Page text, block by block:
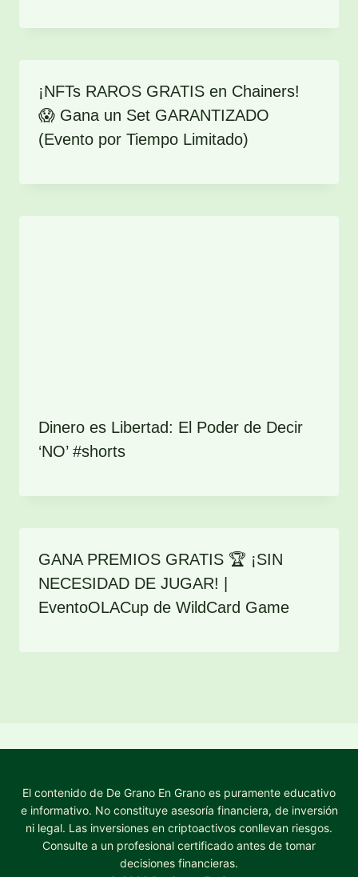
¡NFTs RAROS GRATIS en Chainers!
😱 Gana un Set GARANTIZADO
(Evento por Tiempo Limitado)
Dinero es Libertad: El Poder de Decir
‘NO’ #shorts
GANA PREMIOS GRATIS 🏆 ¡SIN
NECESIDAD DE JUGAR! |
EventoOLACup de WildCard Game
El contenido de De Grano En Grano es puramente educativo
e informativo. No constituye asesoría financiera, de inversión
ni legal. Las inversiones en criptoactivos conllevan riesgos.
Consulte a un profesional certificado antes de tomar
decisiones financieras.